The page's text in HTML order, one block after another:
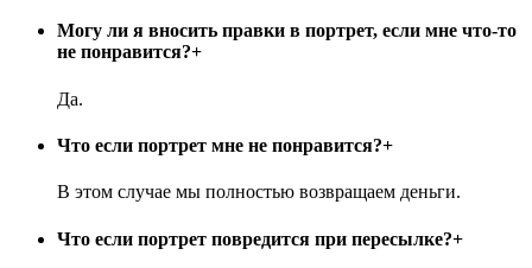
Могу ли я вносить правки в портрет, если мне что-то
не понравится?+
Да.
Что если портрет мне не понравится?+
В этом случае мы полностью возвращаем деньги.
Что если портрет повредится при пересылке?+